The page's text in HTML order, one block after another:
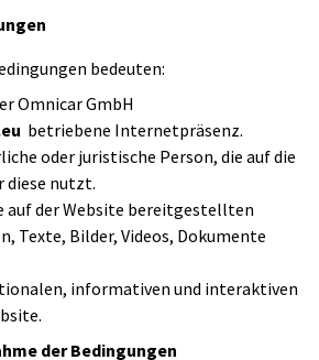
bedeuten:
Omnicar GmbH
betriebene Internetpräsenz.
oder juristische Person, die auf die
diese nutzt.
auf der Website bereitgestellten
Texte, Bilder, Videos, Dokumente
informativen und interaktiven
der Bedingungen